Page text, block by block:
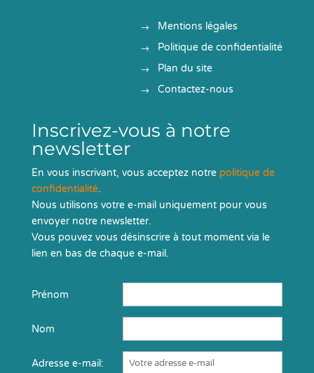
Mentions légales
Politique de confidentialité
Plan du site
Contactez-nous
Inscrivez-vous à notre
newsletter
En vous inscrivant, vous acceptez notre politique de
confidentialité.
Nous utilisons votre e-mail uniquement pour vous
envoyer notre newsletter.
Vous pouvez vous désinscrire à tout moment via le
lien en bas de chaque e-mail.
Prénom
Nom
Adresse e-mail: